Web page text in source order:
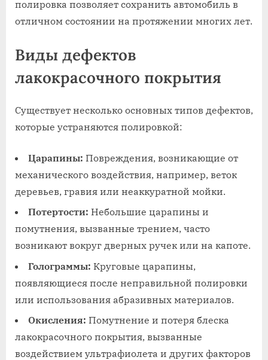
полировка позволяет сохранить автомобиль в
отличном состоянии на протяжении многих лет.
Виды дефектов
лакокрасочного покрытия
Существует несколько основных типов дефектов,
которые устраняются полировкой:
Царапины: Повреждения, возникающие от
механического воздействия, например, веток
деревьев, гравия или неаккуратной мойки.
Потертости: Небольшие царапины и
помутнения, вызванные трением, часто
возникают вокруг дверных ручек или на капоте.
Голограммы: Круговые царапины,
появляющиеся после неправильной полировки
или использования абразивных материалов.
Окисления: Помутнение и потеря блеска
лакокрасочного покрытия, вызванные
воздействием ультрафиолета и других факторов